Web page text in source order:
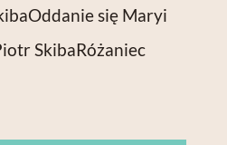
się Maryi
SkibaRóżaniec